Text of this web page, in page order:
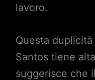
lavoro.
Questa
Santos tiene
suggerisce che